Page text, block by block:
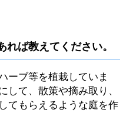
ば教えてください。
ーブ等を植栽していま
して、散策や摘み取り、
てもらえるような庭を作